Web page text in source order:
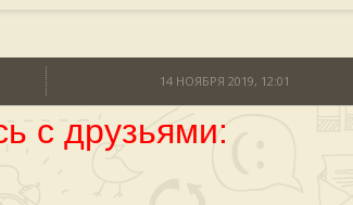
14 НОЯБРЯ 2019, 12:01
с друзьями: